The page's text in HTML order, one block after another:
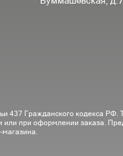
437 Гражданского кодекса РФ.
или при оформлении заказа.
магазина.